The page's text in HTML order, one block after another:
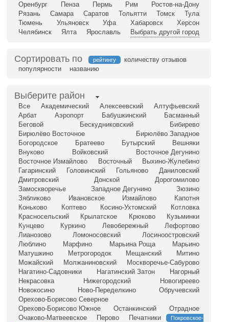
Оренбург
Пенза Пермь Рим
Ростов-на-Дону
Рязань
Самара Саратов Тольятти Томск
Тула
Тюмень
Ульяновск Уфа Хабаровск
Херсон
Челябинск
Ялта Ярославль Выбрать другой город
Сортировать по рейтингу
количеству отзывов
популярности
названию
Выберите район
Все Академический Алексеевский
Алтуфьевский
Арбат
Аэропорт Бабушкинский
Басманный
Беговой
Бескудниковский
Бибирево
Бирюлёво Восточное
Бирюлёво Западное
Богородское
Братеево Бутырский
Вешняки
Внуково
Войковский
Восточное Дегунино
Восточное Измайлово
Восточный
Выхино-Жулебино
Гагаринский
Головинский Гольяново
Даниловский
Дмитровский
Донской
Дорогомилово
Замоскворечье
Западное Дегунино
Зюзино
Зябликово
Ивановское Измайлово
Капотня
Коньково
Коптево Косино-Ухтомский
Котловка
Красносельский
Крылатское Крюково
Кузьминки
Кунцево
Куркино Левобережный
Лефортово
Лианозово
Ломоносовский
Лосиноостровский
Люблино
Марфино Марьина Роща
Марьино
Матушкино
Метрогородок Мещанский
Митино
Можайский
Молжаниновский
Москворечье-Сабурово
Нагатино-Садовники
Нагатинский Затон
Нагорный
Некрасовка
Нижегородский
Новогиреево
Новокосино
Ново-Переделкино
Обручевский
Орехово-Борисово Северное
Орехово-Борисово Южное
Останкинский
Отрадное
Очаково-Матвеевское
Перово Печатники
Покровское-